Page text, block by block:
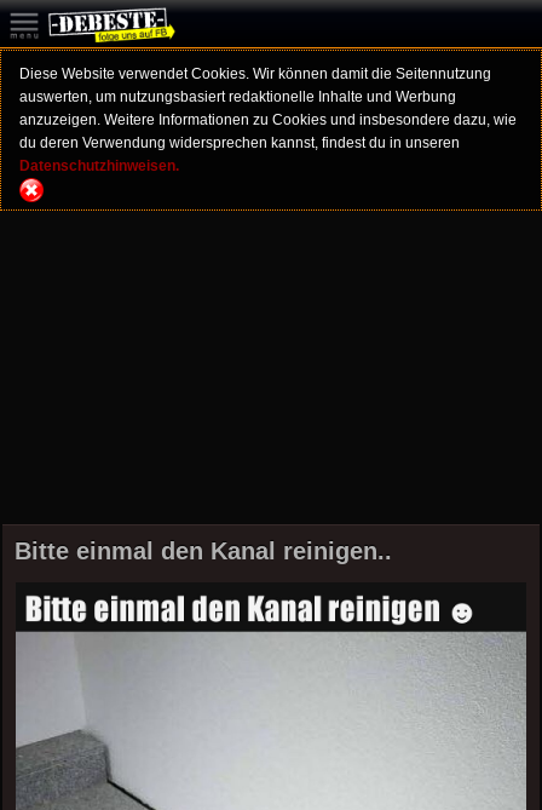
Diese Website verwendet Cookies. Wir können damit die Seitennutzung
auswerten, um nutzungsbasiert redaktionelle Inhalte und Werbung
anzuzeigen. Weitere Informationen zu Cookies und insbesondere dazu, wie
du deren Verwendung widersprechen kannst, findest du in unseren
Datenschutzhinweisen.
Bitte einmal den Kanal reinigen..